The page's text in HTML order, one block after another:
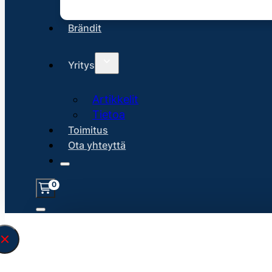
Brändit
Yritys
Artikkelit
Tietoa
Toimitus
Ota yhteyttä
0